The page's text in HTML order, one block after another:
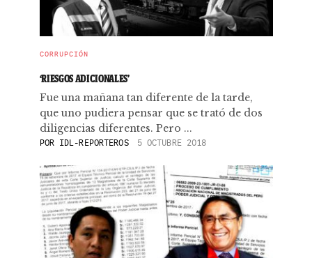
CORRUPCIÓN
‘RIESGOS ADICIONALES’
Fue una mañana tan diferente de la tarde,
que uno pudiera pensar que se trató de dos
diligencias diferentes. Pero ...
POR IDL-REPORTEROS 5 OCTUBRE 2018